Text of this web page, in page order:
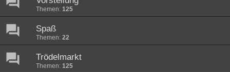
Themen: 125
Spaß
Themen: 22
Trödelmarkt
Themen: 125